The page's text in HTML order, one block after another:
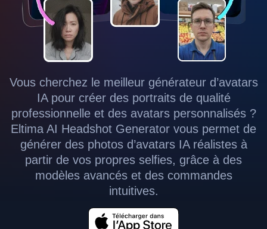
Vous cherchez le meilleur générateur d’avatars
IA pour créer des portraits de qualité
professionnelle et des avatars personnalisés ?
Eltima AI Headshot Generator vous permet de
générer des photos d’avatars IA réalistes à
partir de vos propres selfies, grâce à des
modèles avancés et des commandes
intuitives.